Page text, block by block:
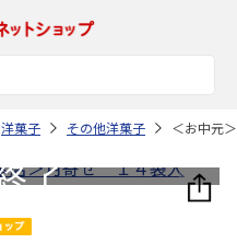
洋菓子 その他洋菓子 ＜お中元